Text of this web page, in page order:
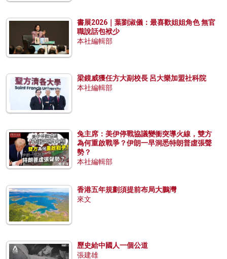
書展2026｜葉劉淑儀：最喜歡姐姐角色 無官
職說話包袱少
本社編輯部
梁鏡威獲任方大副校長 呂大樂加盟社科院
本社編輯部
兔主席：美伊停戰協議變衝突導火線，雙方
為何重啟戰爭？伊朗一早洞悉特朗普虛張聲
勢？
本社編輯部
香港五年規劃須提前布局大鵬灣
來文
歷史給中國人一個公道
張建雄